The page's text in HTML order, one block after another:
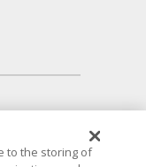
to the storing of